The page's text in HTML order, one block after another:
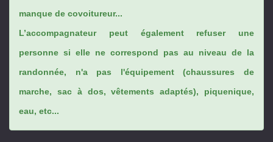
manque de covoitureur...
L’accompagnateur peut également refuser une
personne si elle ne correspond pas au niveau de la
randonnée, n'a pas l'équipement (chaussures de
marche, sac à dos, vêtements adaptés), piquenique,
eau, etc...